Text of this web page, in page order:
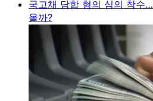
국고채 담합 혐의 심의 착수
올까?